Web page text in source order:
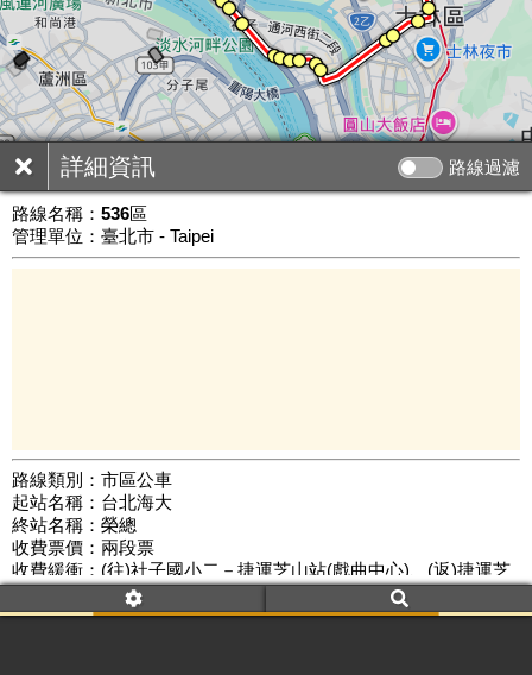
詳細資訊 路線過濾
路線名稱： 536區
管理單位：臺北市 - Taipei
路線類別：市區公車
起站名稱：台北海大
終站名稱：榮總
收費票價：兩段票
收費緩衝：(往)社子國小二－捷運芝山站(戲曲中心)、(返)捷運芝
山站(戲曲中心)－洲美橋
路線簡圖：開新視窗瀏覽
公車數量: 累計776、上線350